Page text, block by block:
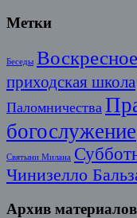
Метки
Беседы
приходская школа
Паломничества
богослужение
Святыни Милана
Чинизелло
Архив